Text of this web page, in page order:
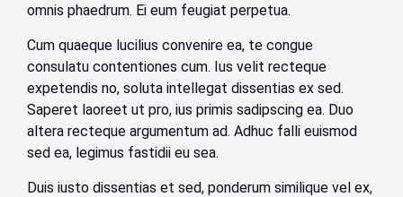
omnis phaedrum. Ei eum feugiat perpetua.
Cum quaeque lucilius convenire ea, te congue
consulatu contentiones cum. Ius velit recteque
expetendis no, soluta intellegat dissentias ex sed.
Saperet laoreet ut pro, ius primis sadipscing ea. Duo
altera recteque argumentum ad. Adhuc falli euismod
sed ea, legimus fastidii eu sea.
Duis iusto dissentias et sed, ponderum similique vel ex,